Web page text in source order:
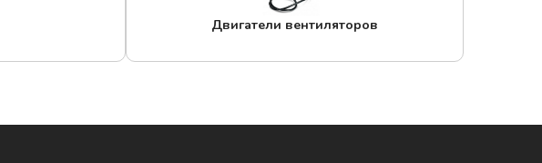
Двигатели вентиляторов